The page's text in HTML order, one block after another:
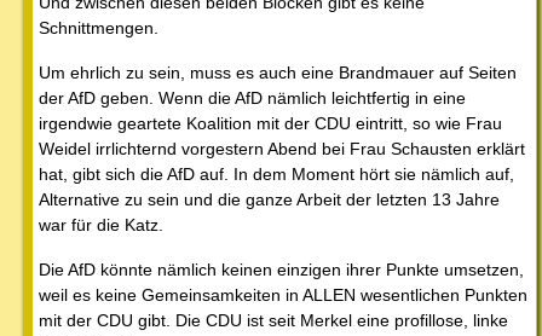
Schnittmengen.
Um ehrlich zu sein, muss es auch eine Brandmauer auf Seiten
der AfD geben. Wenn die AfD nämlich leichtfertig in eine
irgendwie geartete Koalition mit der CDU eintritt, so wie Frau
Weidel irrlichternd vorgestern Abend bei Frau Schausten erklärt
hat, gibt sich die AfD auf. In dem Moment hört sie nämlich auf,
Alternative zu sein und die ganze Arbeit der letzten 13 Jahre
war für die Katz.
Die AfD könnte nämlich keinen einzigen ihrer Punkte umsetzen,
weil es keine Gemeinsamkeiten in ALLEN wesentlichen Punkten
mit der CDU gibt. Die CDU ist seit Merkel eine profillose, linke